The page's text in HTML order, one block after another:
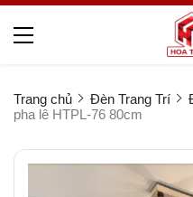
Trang chủ Đèn Trang Trí
pha lê HTPL-76 80cm